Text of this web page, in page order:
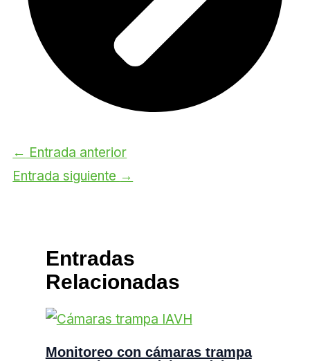
← Entrada anterior
Entrada siguiente →
Entradas
Relacionadas
Monitoreo con cámaras trampa